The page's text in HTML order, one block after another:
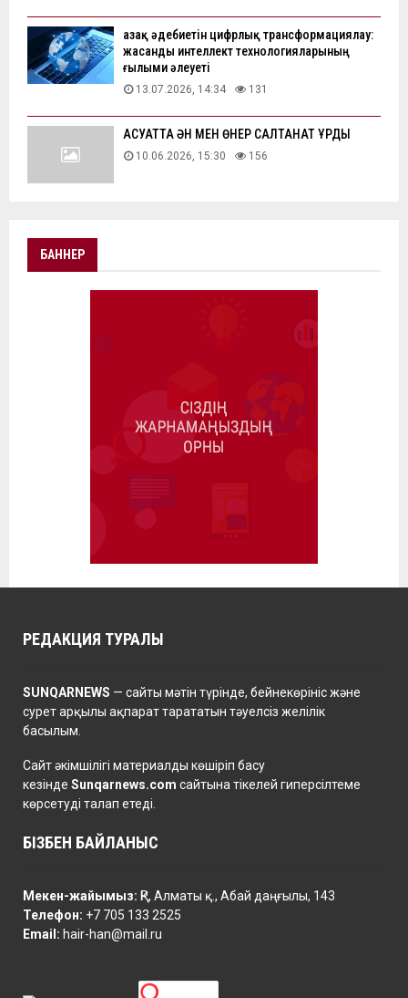
Қазақ әдебиетін цифрлық трансформациялау:
жасанды интеллект технологияларының
ғылыми әлеуеті
13.07.2026, 14:34 131
АҚСУАТТА ӘН МЕН ӨНЕР САЛТАНАТ ҚҰРДЫ
10.06.2026, 15:30 156
БАННЕР
РЕДАКЦИЯ ТУРАЛЫ
SUNQARNEWS — сайты мәтін түрінде, бейнекөрініс және
сурет арқылы ақпарат тарататын тәуелсіз желілік
басылым.
Сайт әкімшілігі материалды көшіріп басу
кезінде Sunqarnews.com сайтына тікелей гиперсілтеме
көрсетуді талап етеді.
БІЗБЕН БАЙЛАНЫС
Мекен-жайымыз: ҚР, Алматы қ., Абай даңғылы, 143
Телефон: +7 705 133 2525
Email: hair-han@mail.ru